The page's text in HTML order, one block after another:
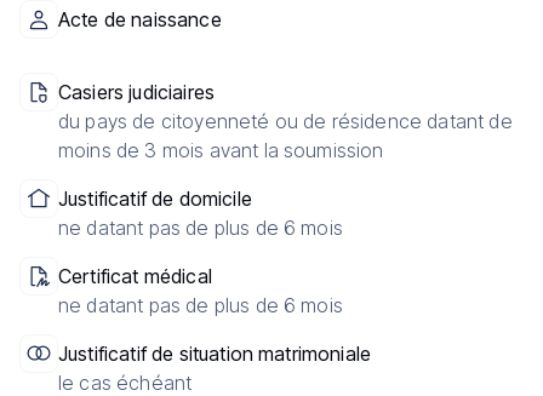
Acte de naissance
Casiers judiciaires
du pays de citoyenneté ou de résidence datant de
moins de 3 mois avant la soumission
Justificatif de domicile
ne datant pas de plus de 6 mois
Certificat médical
ne datant pas de plus de 6 mois
Justificatif de situation matrimoniale
le cas échéant